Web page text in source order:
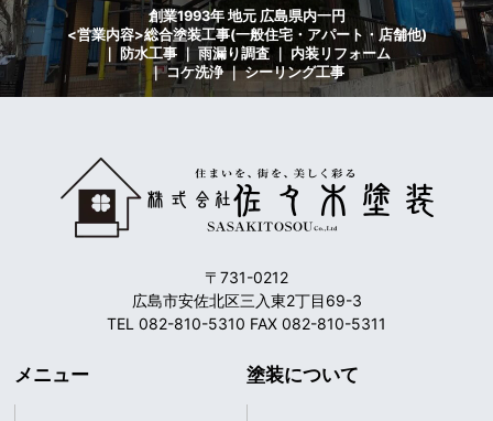
創業1993年 地元 広島県内一円
<営業内容>総合塗装工事(一般住宅・アパート・店舗他)
｜ 防水工事 ｜ 雨漏り調査 ｜ 内装リフォーム
｜ コケ洗浄 ｜ シーリング工事
〒731-0212
広島市安佐北区三入東2丁目69-3
TEL 082-810-5310 FAX 082-810-5311
メニュー 塗装について